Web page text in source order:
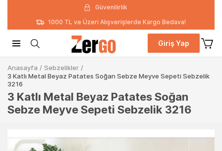
Güvenilirlik
1000 TL ve Üzeri Alışverişlerde Kargo Bedava!
Giriş Yap
Anasayfa / Sebzelikler /
3 Katlı Metal Beyaz Patates Soğan Sebze Meyve Sepeti Sebzelik
3216
3 Katlı Metal Beyaz Patates Soğan
Sebze Meyve Sepeti Sebzelik 3216